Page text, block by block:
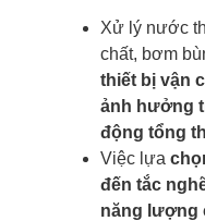
Xử lý nước
chất, bơm
thiết bị vận
ảnh hưởng
động tổng
Việc lựa
đến tắc
năng lượng